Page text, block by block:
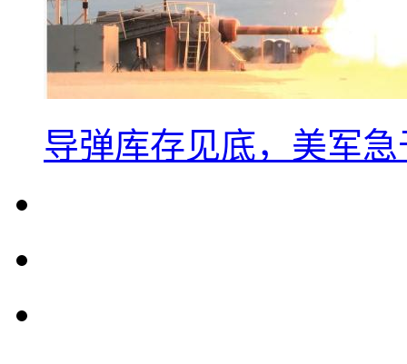
导弹库存见底，美军